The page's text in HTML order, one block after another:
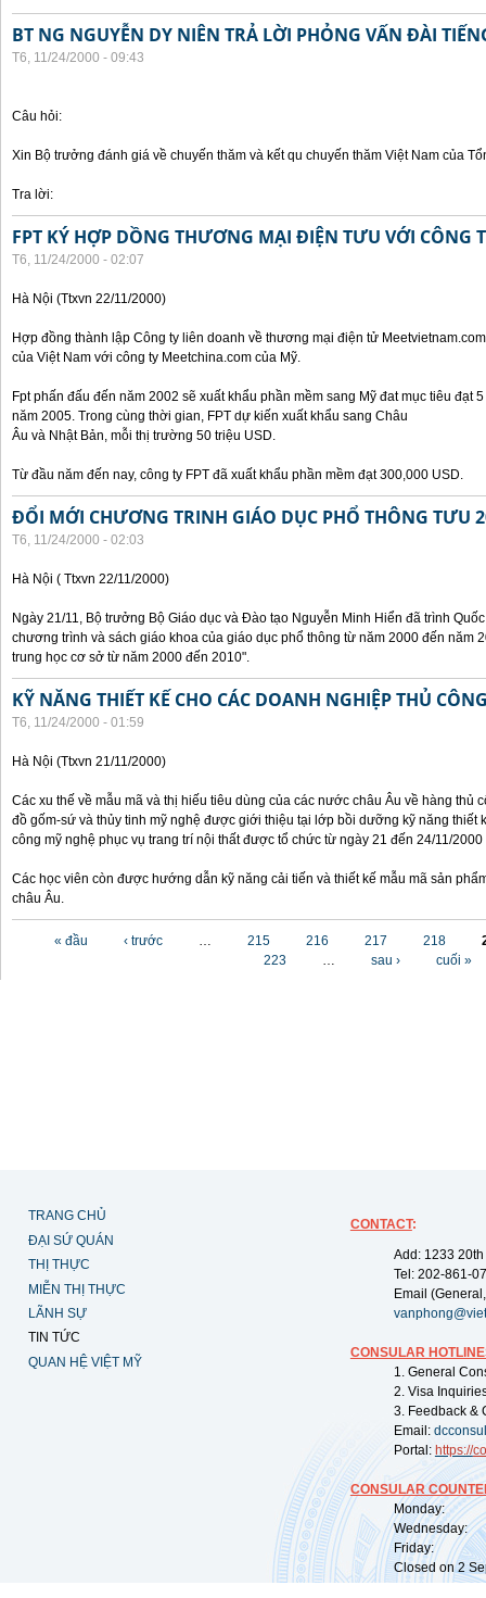
BT NG NGUYỄN DY NIÊN TRẢ LỜI PHỎNG VẤN ĐÀI
T6, 11/24/2000 - 09:43
Câu hỏi:
Xin Bộ trưởng đánh giá về chuyến thăm và kết qu chuyến thăm Việt Nam của
Tra lời:
FPT KÝ HỢP DỒNG THƯƠNG MẠI ĐIỆN TƯU VỚI CÔNG
T6, 11/24/2000 - 02:07
Hà Nội (Ttxvn 22/11/2000)
Hợp đồng thành lập Công ty liên doanh về thương mại điện tử
của Việt Nam với công ty Meetchina.com của Mỹ.
Fpt phấn đấu đến năm 2002 sẽ xuất khẩu phần mềm sang Mỹ đat mục tiêu đạt
năm 2005. Trong cùng thời gian, FPT dự kiến xuất khẩu sang Châu
Âu và Nhật Bản, mỗi thị trường 50 triệu USD.
Từ đầu năm đến nay, công ty FPT đã xuất khẩu phần mềm đạt 300,000 USD.
ĐỔI MỚI CHƯƠNG TRINH GIÁO DỤC PHỔ THÔNG TƯU
T6, 11/24/2000 - 02:03
Hà Nội ( Ttxvn 22/11/2000)
Ngày 21/11, Bộ trưởng Bộ Giáo dục và Đào tạo Nguyễn Minh Hiển đã trình
chương trình và sách giáo khoa của giáo dục phổ thông từ năm 2000 đến năm
trung học cơ sở từ năm 2000 đến 2010".
KỸ NĂNG THIẾT KẾ CHO CÁC DOANH NGHIỆP THỦ
T6, 11/24/2000 - 01:59
Hà Nội (Ttxvn 21/11/2000)
Các xu thế về mẫu mã và thị hiếu tiêu dùng của các nước châu Âu về hàng thủ
đồ gốm-sứ và thủy tinh mỹ nghệ được giới thiệu tại lớp bồi dưỡng kỹ năng thiết
công mỹ nghệ phục vụ trang trí nội thất được tổ chức từ ngày 21 đến 24/11/2000
Các học viên còn được hướng dẫn kỹ năng cải tiến và thiết kế mẫu mã sản
châu Âu.
« đầu ‹ trước … 215 216 217 218
223
… sau › cuối »
TRANG CHỦ
ĐẠI SỨ QUÁN
THỊ THỰC
MIỄN THỊ THỰC
LÃNH SỰ
TIN TỨC
QUAN HỆ VIỆT MỸ
CONTACT:
Add: 1233
Tel: 202-861-
Email
CONSULAR
1. General
2. Visa
3. Feedback &
Email:
Portal: https://
CONSULAR
Monday:
Wednesday:
Friday:
Closed on 2